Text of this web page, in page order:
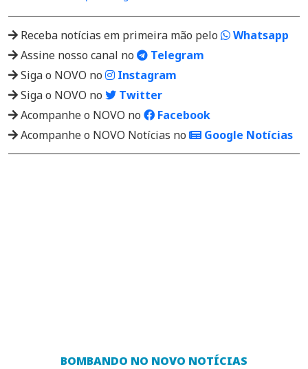
Receba notícias em primeira mão pelo
Whatsapp
Assine nosso canal no
Telegram
Siga o NOVO no
Instagram
Siga o NOVO no
Twitter
Acompanhe o NOVO no
Facebook
Acompanhe o NOVO Notícias no
Google Notícias
BOMBANDO NO NOVO NOTÍCIAS